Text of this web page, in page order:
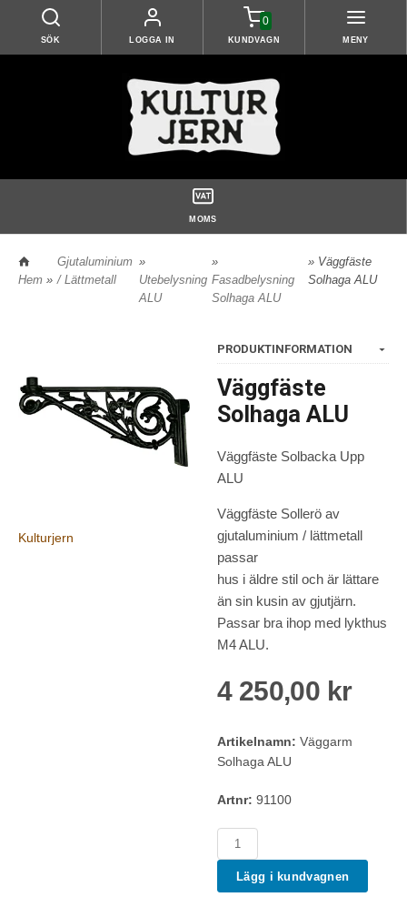
SÖK LOGGA IN
0
KUNDVAGN MENY
MOMS
Hem »
Gjutaluminium
/ Lättmetall
»
Utebelysning
ALU
»
Fasadbelysning
Solhaga ALU
» Väggfäste
Solhaga ALU
Kulturjern
PRODUKTINFORMATION
Väggfäste
Solhaga ALU
Väggfäste Solbacka Upp
ALU
Väggfäste Sollerö av
gjutaluminium / lättmetall
passar
hus i äldre stil och är lättare
än sin kusin av gjutjärn.
Passar bra ihop med lykthus
M4 ALU.
4 250,00 kr
Artikelnamn: Väggarm
Solhaga ALU
Artnr: 91100
Lägg i kundvagnen